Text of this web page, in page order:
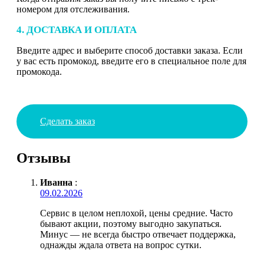
номером для отслеживания.
4. ДОСТАВКА И ОПЛАТА
Введите адрес и выберите способ доставки заказа. Если
у вас есть промокод, введите его в специальное поле для
промокода.
Сделать заказ
Отзывы
Иванна :
09.02.2026
Сервис в целом неплохой, цены средние. Часто
бывают акции, поэтому выгодно закупаться.
Минус — не всегда быстро отвечает поддержка,
однажды ждала ответа на вопрос сутки.